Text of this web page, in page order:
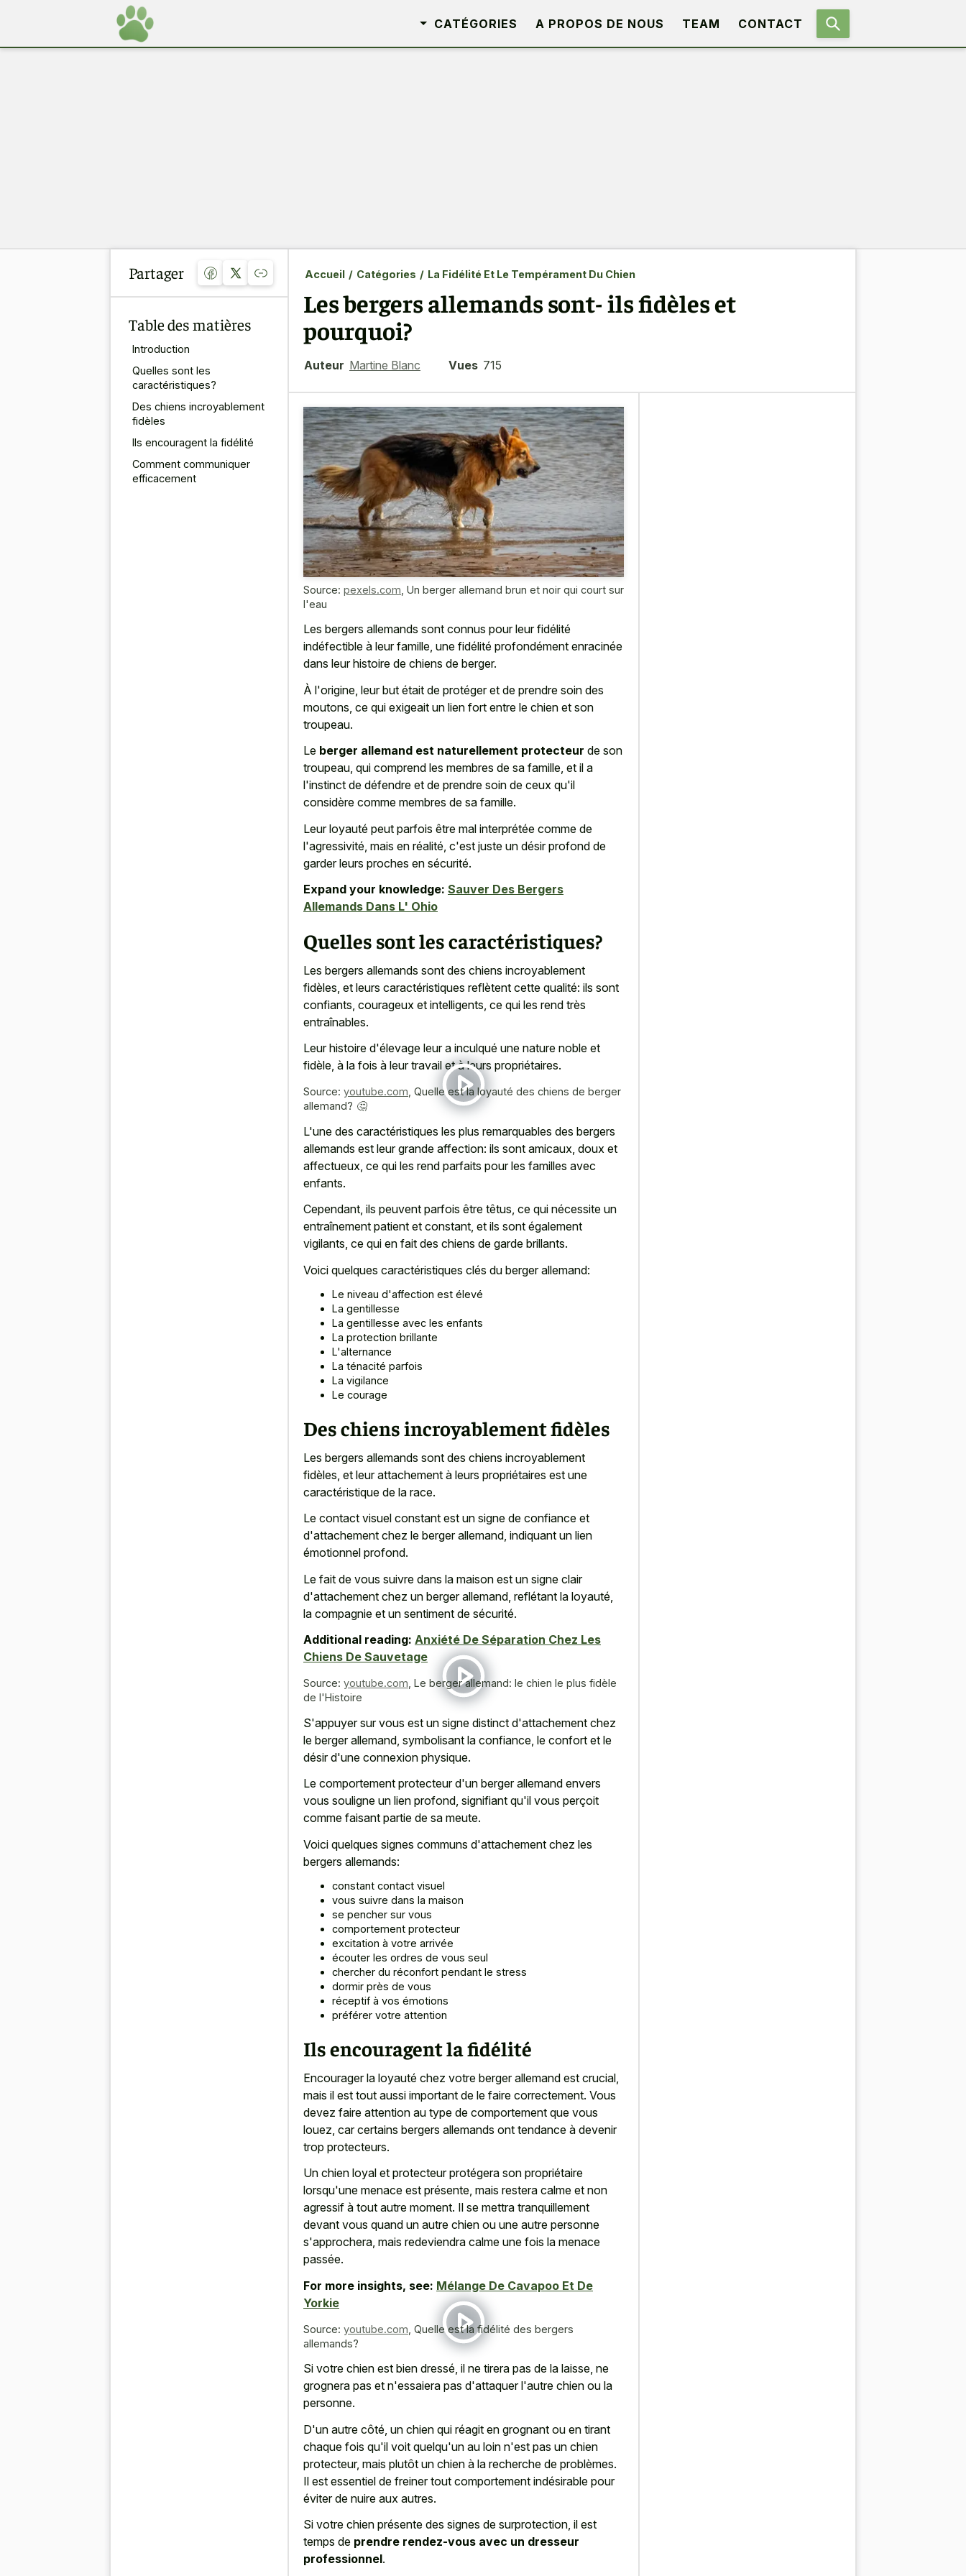
CATÉGORIES A PROPOS DE NOUS TEAM CONTACT
Partager
Table des matières
Introduction
Quelles sont les
caractéristiques?
Des chiens incroyablement
fidèles
Ils encouragent la fidélité
Comment communiquer
efficacement
Accueil / Catégories / La Fidélité Et Le Tempérament Du Chien
Les bergers allemands sont- ils fidèles et
pourquoi?
Auteur Martine Blanc Vues 715
Source: pexels.com Un berger allemand brun et noir qui court sur
l'eau
Les bergers allemands sont connus pour leur fidélité
indéfectible à leur famille, une fidélité profondément enracinée
dans leur histoire de chiens de berger.
À l'origine, leur but était de protéger et de prendre soin des
moutons, ce qui exigeait un lien fort entre le chien et son
troupeau.
Le berger allemand est naturellement protecteur de son
troupeau, qui comprend les membres de sa famille, et il a
l'instinct de défendre et de prendre soin de ceux qu'il
considère comme membres de sa famille.
Leur loyauté peut parfois être mal interprétée comme de
l'agressivité, mais en réalité, c'est juste un désir profond de
garder leurs proches en sécurité.
Expand your knowledge: Sauver Des Bergers
Allemands Dans L' Ohio
Quelles sont les caractéristiques?
Les bergers allemands sont des chiens incroyablement
fidèles, et leurs caractéristiques reflètent cette qualité: ils sont
confiants, courageux et intelligents, ce qui les rend très
entraînables.
Leur histoire d'élevage leur a inculqué une nature noble et
fidèle, à la fois à leur travail et à leurs propriétaires.
Source: youtube.com, Quelle est la loyauté des chiens de berger
allemand? 🤔
L'une des caractéristiques les plus remarquables des bergers
allemands est leur grande affection: ils sont amicaux, doux et
affectueux, ce qui les rend parfaits pour les familles avec
enfants.
Cependant, ils peuvent parfois être têtus, ce qui nécessite un
entraînement patient et constant, et ils sont également
vigilants, ce qui en fait des chiens de garde brillants.
Voici quelques caractéristiques clés du berger allemand:
Le niveau d'affection est élevé
La gentillesse
La gentillesse avec les enfants
La protection brillante
L'alternance
La ténacité parfois
La vigilance
Le courage
Des chiens incroyablement fidèles
Les bergers allemands sont des chiens incroyablement
fidèles, et leur attachement à leurs propriétaires est une
caractéristique de la race.
Le contact visuel constant est un signe de confiance et
d'attachement chez le berger allemand, indiquant un lien
émotionnel profond.
Le fait de vous suivre dans la maison est un signe clair
d'attachement chez un berger allemand, reflétant la loyauté,
la compagnie et un sentiment de sécurité.
Additional reading: Anxiété De Séparation Chez Les
Chiens De Sauvetage
Source: youtube.com, Le berger allemand: le chien le plus fidèle
de l'Histoire
S'appuyer sur vous est un signe distinct d'attachement chez
le berger allemand, symbolisant la confiance, le confort et le
désir d'une connexion physique.
Le comportement protecteur d'un berger allemand envers
vous souligne un lien profond, signifiant qu'il vous perçoit
comme faisant partie de sa meute.
Voici quelques signes communs d'attachement chez les
bergers allemands:
constant contact visuel
vous suivre dans la maison
se pencher sur vous
comportement protecteur
excitation à votre arrivée
écouter les ordres de vous seul
chercher du réconfort pendant le stress
dormir près de vous
réceptif à vos émotions
préférer votre attention
Ils encouragent la fidélité
Encourager la loyauté chez votre berger allemand est crucial,
mais il est tout aussi important de le faire correctement. Vous
devez faire attention au type de comportement que vous
louez, car certains bergers allemands ont tendance à devenir
trop protecteurs.
Un chien loyal et protecteur protégera son propriétaire
lorsqu'une menace est présente, mais restera calme et non
agressif à tout autre moment. Il se mettra tranquillement
devant vous quand un autre chien ou une autre personne
s'approchera, mais redeviendra calme une fois la menace
passée.
For more insights, see: Mélange De Cavapoo Et De
Yorkie
Source: youtube.com Quelle est la fidélité des bergers
allemands?
Si votre chien est bien dressé, il ne tirera pas de la laisse, ne
grognera pas et n'essaiera pas d'attaquer l'autre chien ou la
personne.
D'un autre côté, un chien qui réagit en grognant ou en tirant
chaque fois qu'il voit quelqu'un au loin n'est pas un chien
protecteur, mais plutôt un chien à la recherche de problèmes.
Il est essentiel de freiner tout comportement indésirable pour
éviter de nuire aux autres.
Si votre chien présente des signes de surprotection, il est
temps de prendre rendez-vous avec un dresseur
professionnel.